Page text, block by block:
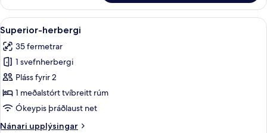
herbergi
fyrir
tvo,
tvö
rúm
Skoða
allar
myndir
fyrir
Superior-
herbergi
Superior-herbergi | Rúmföt af
4
Superior-herbergi
35 fermetrar
1 svefnherbergi
Pláss fyrir 2
1 meðalstórt tvíbreitt rúm
Ókeypis þráðlaust net
Nánari upplýsingar
Nánari